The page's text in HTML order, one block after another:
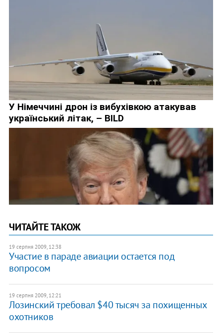
ЧИТАЙТЕ ТАКОЖ
19 серпня 2009, 12:38
Участие в параде авиации остается под
вопросом
19 серпня 2009, 12:21
Лозинский требовал $40 тысяч за похищенных
охотников